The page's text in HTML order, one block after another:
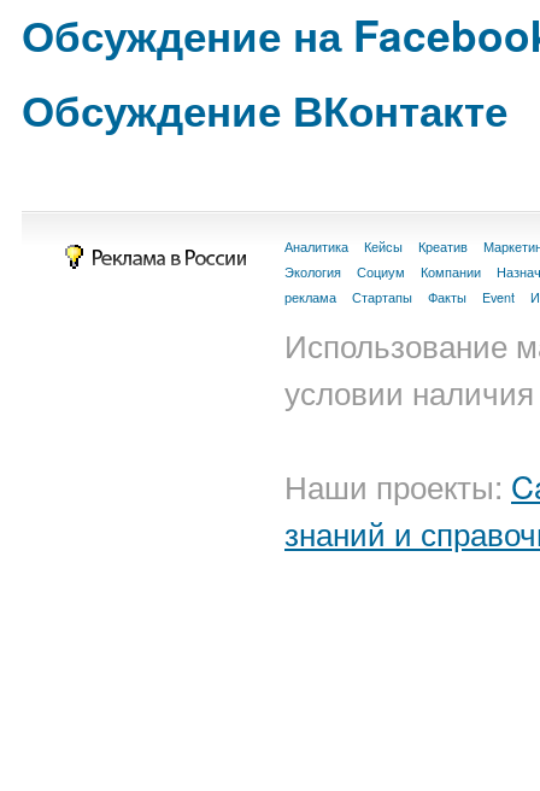
Обсуждение на
Обсуждение ВКонтакте
Аналитика Кейсы Креатив
Экология
Социум Компании
реклама
Стартапы Факты Event
Использование
условии
Наши проекты:
знаний и